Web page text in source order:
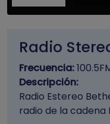
Radio
Frecuencia:
Descripción:
Radio Estereo
radio de la cadena